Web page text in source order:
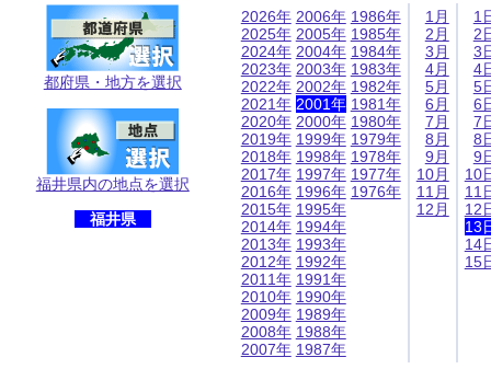
都府県・地方を選択
福井県内の地点を選択
福井県
2026年
2025年
2024年
2023年
2022年
2021年
2020年
2019年
2018年
2017年
2016年
2015年
2014年
2013年
2012年
2011年
2010年
2009年
2008年
2007年
2006年
2005年
2004年
2003年
2002年
2001年
2000年
1999年
1998年
1997年
1996年
1995年
1994年
1993年
1992年
1991年
1990年
1989年
1988年
1987年
1986年
1985年
1984年
1983年
1982年
1981年
1980年
1979年
1978年
1977年
1976年
1月
2月
3月
4月
5月
6月
7月
8月
9月
10月
11月
12月
1
2
3
4
5
6
7
8
9
10
11
12
13
14
15